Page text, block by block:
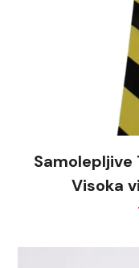
Samolepljive
Visoka